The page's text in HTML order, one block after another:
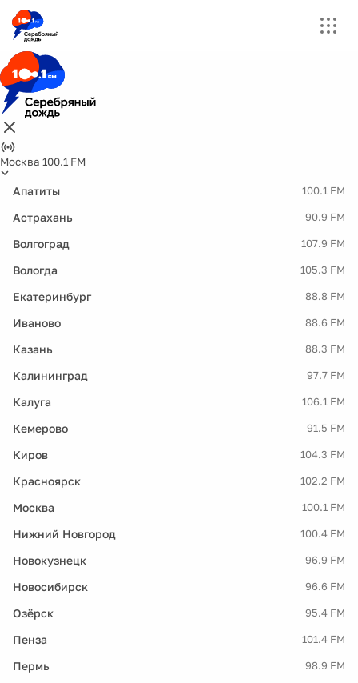
Москва 100.1 FM
Апатиты 100.1 FM
Астрахань 90.9 FM
Волгоград 107.9 FM
Вологда 105.3 FM
Екатеринбург 88.8 FM
Иваново 88.6 FM
Казань 88.3 FM
Калининград 97.7 FM
Калуга 106.1 FM
Кемерово 91.5 FM
Киров 104.3 FM
Красноярск 102.2 FM
Москва 100.1 FM
Нижний Новгород 100.4 FM
Новокузнецк 96.9 FM
Новосибирск 96.6 FM
Озёрск 95.4 FM
Пенза 101.4 FM
Пермь 98.9 FM